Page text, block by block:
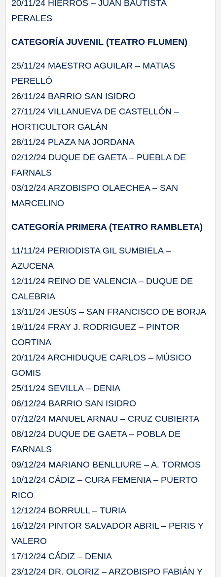
20/11/24 HIERROS – JUAN BAUTISTA
PERALES
CATEGORÍA JUVENIL (TEATRO FLUMEN)
25/11/24 MAESTRO AGUILAR – MATIAS
PERELLÓ
26/11/24 BARRIO SAN ISIDRO
27/11/24 VILLANUEVA DE CASTELLÓN –
HORTICULTOR GALÁN
28/11/24 PLAZA NA JORDANA
02/12/24 DUQUE DE GAETA – PUEBLA DE
FARNALS
03/12/24 ARZOBISPO OLAECHEA – SAN
MARCELINO
CATEGORÍA PRIMERA (TEATRO RAMBLETA)
11/11/24 PERIODISTA GIL SUMBIELA –
AZUCENA
12/11/24 REINO DE VALENCIA – DUQUE DE
CALEBRIA
13/11/24 JESÚS – SAN FRANCISCO DE BORJA
19/11/24 FRAY J. RODRIGUEZ – PINTOR
CORTINA
20/11/24 ARCHIDUQUE CARLOS – MÚSICO
GOMIS
25/11/24 SEVILLA – DENIA
06/12/24 BARRIO SAN ISIDRO
07/12/24 MANUEL ARNAU – CRUZ CUBIERTA
08/12/24 DUQUE DE GAETA – POBLA DE
FARNALS
09/12/24 MARIANO BENLLIURE – A. TORMOS
10/12/24 CÁDIZ – CURA FEMENIA – PUERTO
RICO
12/12/24 BORRULL – TURIA
16/12/24 PINTOR SALVADOR ABRIL – PERIS Y
VALERO
17/12/24 CÁDIZ – DENIA
23/12/24 DR. OLORIZ – ARZOBISPO FABIÁN Y